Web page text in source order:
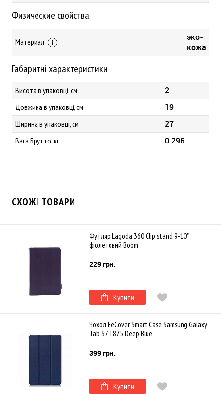
Физические свойства
Материал
эко-
кожа
Габаритні характеристики
Висота в упаковці, см 2
Довжина в упаковці, см 19
Ширина в упаковці, см 27
Вага Брутто, кг 0.296
СХОЖІ ТОВАРИ
Футляр Lagoda 360 Clip stand 9-10"
фіолетовий Boom
229 грн.
Купити
Чохол BeCover Smart Case Samsung Galaxy
Tab S7 T875 Deep Blue
399 грн.
Купити